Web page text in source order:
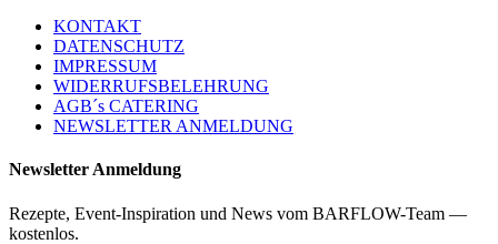
KONTAKT
DATENSCHUTZ
IMPRESSUM
WIDERRUFSBELEHRUNG
AGB´s CATERING
NEWSLETTER ANMELDUNG
Newsletter Anmeldung
Rezepte, Event-Inspiration und News vom BARFLOW-Team —
kostenlos.